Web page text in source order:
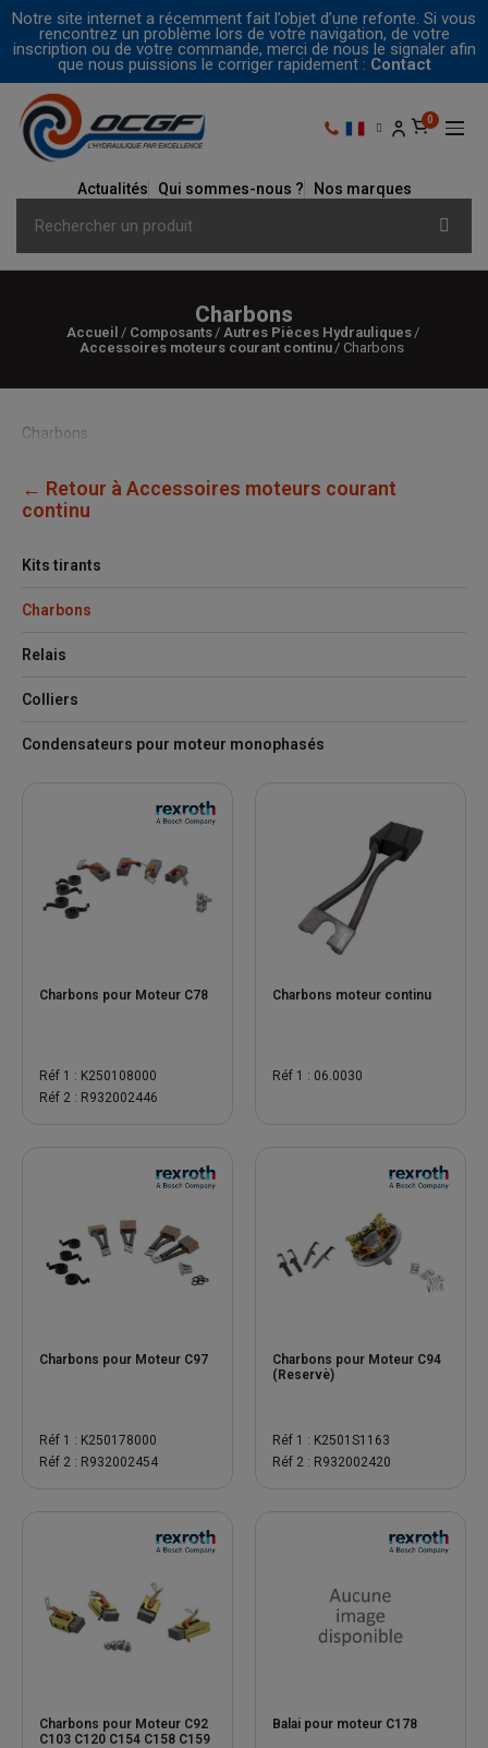
Notre site internet a récemment fait l’objet d’une refonte. Si vous
rencontrez un problème lors de votre navigation, de votre
inscription ou de votre commande, merci de nous le signaler afin
que nous puissions le corriger rapidement : Contact
Actualités Qui sommes-nous ? Nos marques
Charbons
Accueil Composants
Autres Pièces Hydrauliques
Accessoires moteurs courant continu
Charbons
Charbons
← Retour à Accessoires moteurs courant
continu
Kits tirants
Charbons
Relais
Colliers
Condensateurs pour moteur monophasés
Charbons pour Moteur C78
Réf 1 : K250108000
Réf 2 : R932002446
Charbons moteur continu
Réf 1 : 06.0030
Charbons pour Moteur C97
Réf 1 : K250178000
Réf 2 : R932002454
Charbons pour Moteur C94
(Reservè)
Réf 1 : K2501S1163
Réf 2 : R932002420
Charbons pour Moteur C92
C103 C120 C154 C158 C159
Balai pour moteur C178